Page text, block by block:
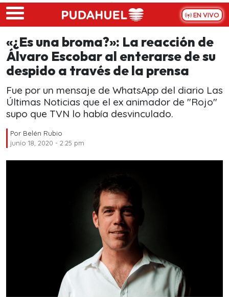
Skip to main content
EN VIVO
«¿Es una broma?»: La reacción de
Álvaro Escobar al enterarse de su
despido a través de la prensa
Fue por un mensaje de WhatsApp del diario Las
Últimas Noticias que el ex animador de "Rojo"
supo que TVN lo había desvinculado.
Por Belén Rubio
junio 18, 2020 - 2:25 pm